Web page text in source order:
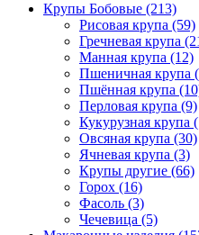
Крупы Бобовые (213)
Рисовая крупа (59)
Гречневая крупа
Манная крупа (12)
Пшеничная крупа
Пшённая крупа
Перловая крупа (9)
Кукурузная крупа
Овсяная крупа (30)
Ячневая крупа (3)
Крупы другие (66)
Горох (16)
Фасоль (3)
Чечевица (5)